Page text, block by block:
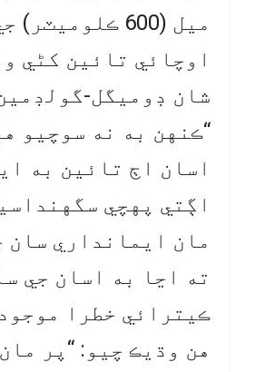
ميل (600 ڪلوميٽر)
اوچائي تائين کڻي
شان ڊوميگل-
“ڪنهن به نه سوچيو
اسان اڄ تائين به
اڳتي پهچي
مان ايمانداري سان
ته اڃا به اسان جي
ڪيترائي خطرا
هن وڌيڪ چيو: “پر